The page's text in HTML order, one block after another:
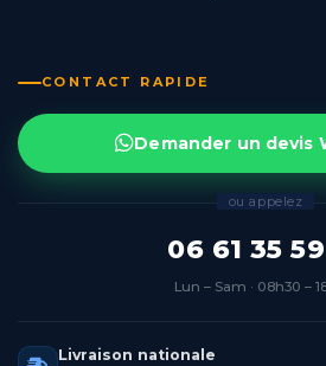
CONTACT RAPIDE
Demander un devis
ou appelez
06 61 35
Lun – Sam · 08h30 –
Livraison nationale